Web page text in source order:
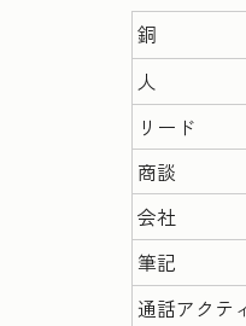
銅
人
リード
商談
会社
筆記
通話アクテ